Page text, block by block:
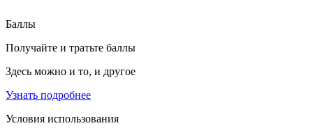
Баллы
Получайте и тратьте баллы
Здесь можно и то, и другое
Узнать подробнее
Условия использования